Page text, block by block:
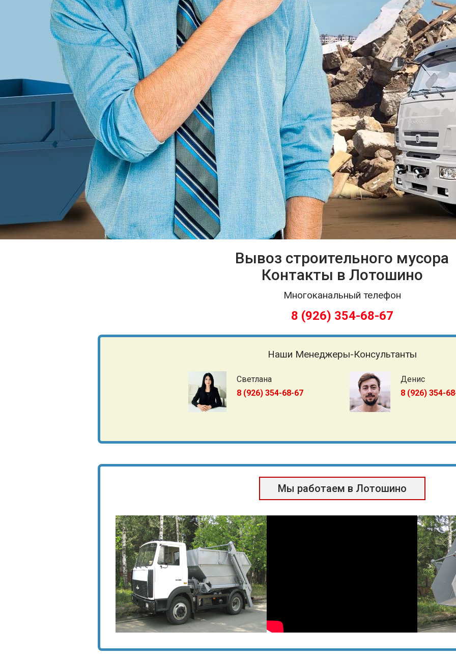
Вывоз строительного мусора
Контакты в Лотошино
Многоканальный телефон
8 (926) 354-68-67
Наши Менеджеры-Консультанты
Светлана
8 (926) 354-68-67
Денис
8 (926) 354-
Мы работаем в Лотошино